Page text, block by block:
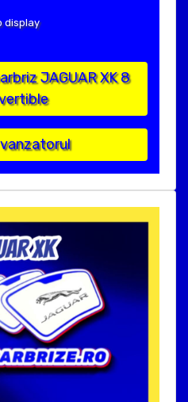
display
JAGUAR XK 8